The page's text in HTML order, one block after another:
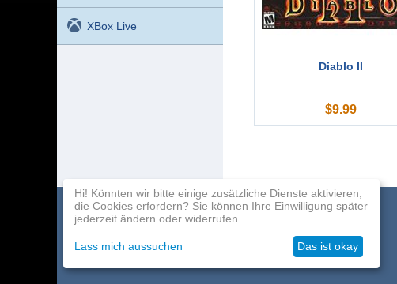
XBox Live
Diablo II
$9.99
Spielekatalog
Zahlung
Kontakte
Hi! Könnten wir bitte einige zusätzliche Dienste aktivieren,
die Cookies erfordern? Sie können Ihre Einwilligung später
jederzeit ändern oder widerrufen.
Lass mich aussuchen Das ist okay